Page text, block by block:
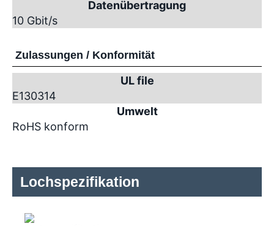
Datenübertragung
10 Gbit/s
Zulassungen / Konformität
UL file
E130314
Umwelt
RoHS konform
Lochspezifikation